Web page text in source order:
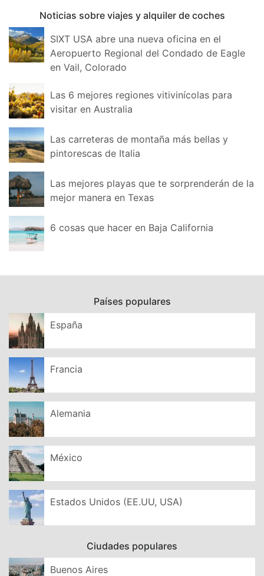
Noticias sobre viajes y alquiler de coches
SIXT USA abre una nueva oficina en el
Aeropuerto Regional del Condado de Eagle
en Vail, Colorado
Las 6 mejores regiones vitivinícolas para
visitar en Australia
Las carreteras de montaña más bellas y
pintorescas de Italia
Las mejores playas que te sorprenderán de la
mejor manera en Texas
6 cosas que hacer en Baja California
Países populares
España
Francia
Alemania
México
Estados Unidos (EE.UU, USA)
Ciudades populares
Buenos Aires